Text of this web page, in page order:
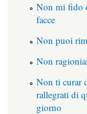
Non mi fido
facce
Non puoi
Non
Non ti curar
rallegrati di
giorno